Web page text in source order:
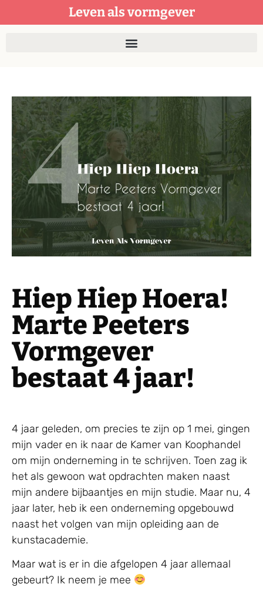
Leven als vormgever
Hiep Hiep Hoera!
Marte Peeters
Vormgever
bestaat 4 jaar!
4 jaar geleden, om precies te zijn op 1 mei, gingen
mijn vader en ik naar de Kamer van Koophandel
om mijn onderneming in te schrijven. Toen zag ik
het als gewoon wat opdrachten maken naast
mijn andere bijbaantjes en mijn studie. Maar nu, 4
jaar later, heb ik een onderneming opgebouwd
naast het volgen van mijn opleiding aan de
kunstacademie.
Maar wat is er in die afgelopen 4 jaar allemaal
gebeurt? Ik neem je mee